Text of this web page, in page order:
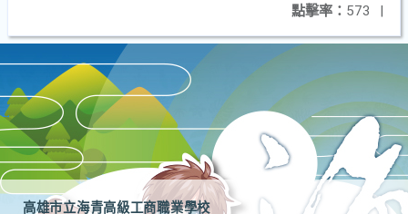
點擊率： 573 |
高雄市立海青高級工商職業學校